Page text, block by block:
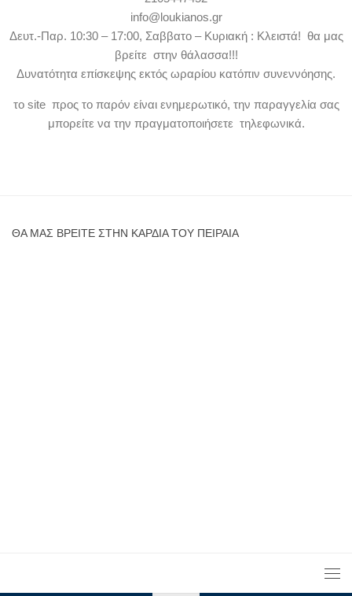
info@loukianos.gr
Δευτ.-Παρ. 10:30 – 17:00, Σαββατο – Κυριακή : Κλειστά! θα μας
βρείτε στην θάλασσα!!!
Δυνατότητα επίσκεψης εκτός ωραρίου κατόπιν συνεννόησης.
το site προς το παρόν είναι ενημερωτικό, την παραγγελία σας
μπορείτε να την πραγματοποιήσετε τηλεφωνικά.
ΘΑ ΜΑΣ ΒΡΕΊΤΕ ΣΤΗΝ ΚΑΡΔΙΆ ΤΟΥ ΠΕΙΡΑΙΆ